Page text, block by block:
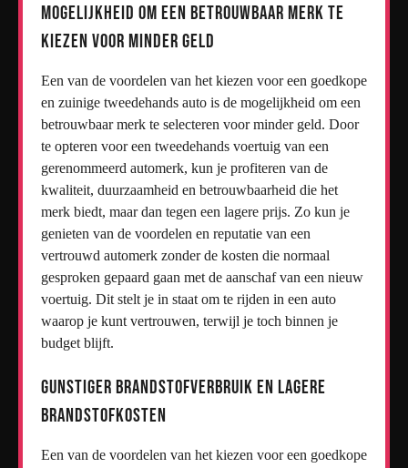
Mogelijkheid om een betrouwbaar merk te
kiezen voor minder geld
Een van de voordelen van het kiezen voor een goedkope
en zuinige tweedehands auto is de mogelijkheid om een
betrouwbaar merk te selecteren voor minder geld. Door
te opteren voor een tweedehands voertuig van een
gerenommeerd automerk, kun je profiteren van de
kwaliteit, duurzaamheid en betrouwbaarheid die het
merk biedt, maar dan tegen een lagere prijs. Zo kun je
genieten van de voordelen en reputatie van een
vertrouwd automerk zonder de kosten die normaal
gesproken gepaard gaan met de aanschaf van een nieuw
voertuig. Dit stelt je in staat om te rijden in een auto
waarop je kunt vertrouwen, terwijl je toch binnen je
budget blijft.
Gunstiger brandstofverbruik en lagere
brandstofkosten
Een van de voordelen van het kiezen voor een goedkope